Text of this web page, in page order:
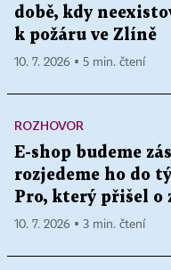
době, kdy
k požáru ve Zlíně
10. 7. 2026 ▪ 5 min. čtení
ROZHOVOR
E-shop budeme
rozjedeme ho do
Pro, který přišel o
10. 7. 2026 ▪ 3 min. čtení